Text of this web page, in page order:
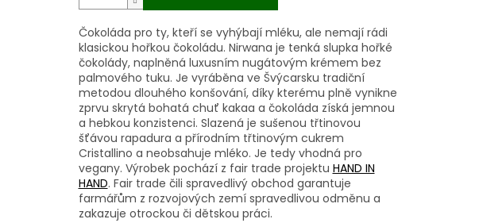
Čokoláda pro ty, kteří se vyhýbají mléku, ale nemají rádi
klasickou hořkou čokoládu. Nirwana je tenká slupka hořké
čokolády, naplněná luxusním nugátovým krémem bez
palmového tuku. Je vyráběna ve Švýcarsku tradiční
metodou dlouhého konšování, díky kterému plně vynikne
zprvu skrytá bohatá chuť kakaa a čokoláda získá jemnou
a hebkou konzistenci. Slazená je sušenou třtinovou
šťávou rapadura a přírodním třtinovým cukrem
Cristallino a neobsahuje mléko. Je tedy vhodná pro
vegany. Výrobek pochází z fair trade projektu HAND IN
HAND. Fair trade čili spravedlivý obchod garantuje
farmářům z rozvojových zemí spravedlivou odměnu a
zakazuje otrockou či dětskou práci.